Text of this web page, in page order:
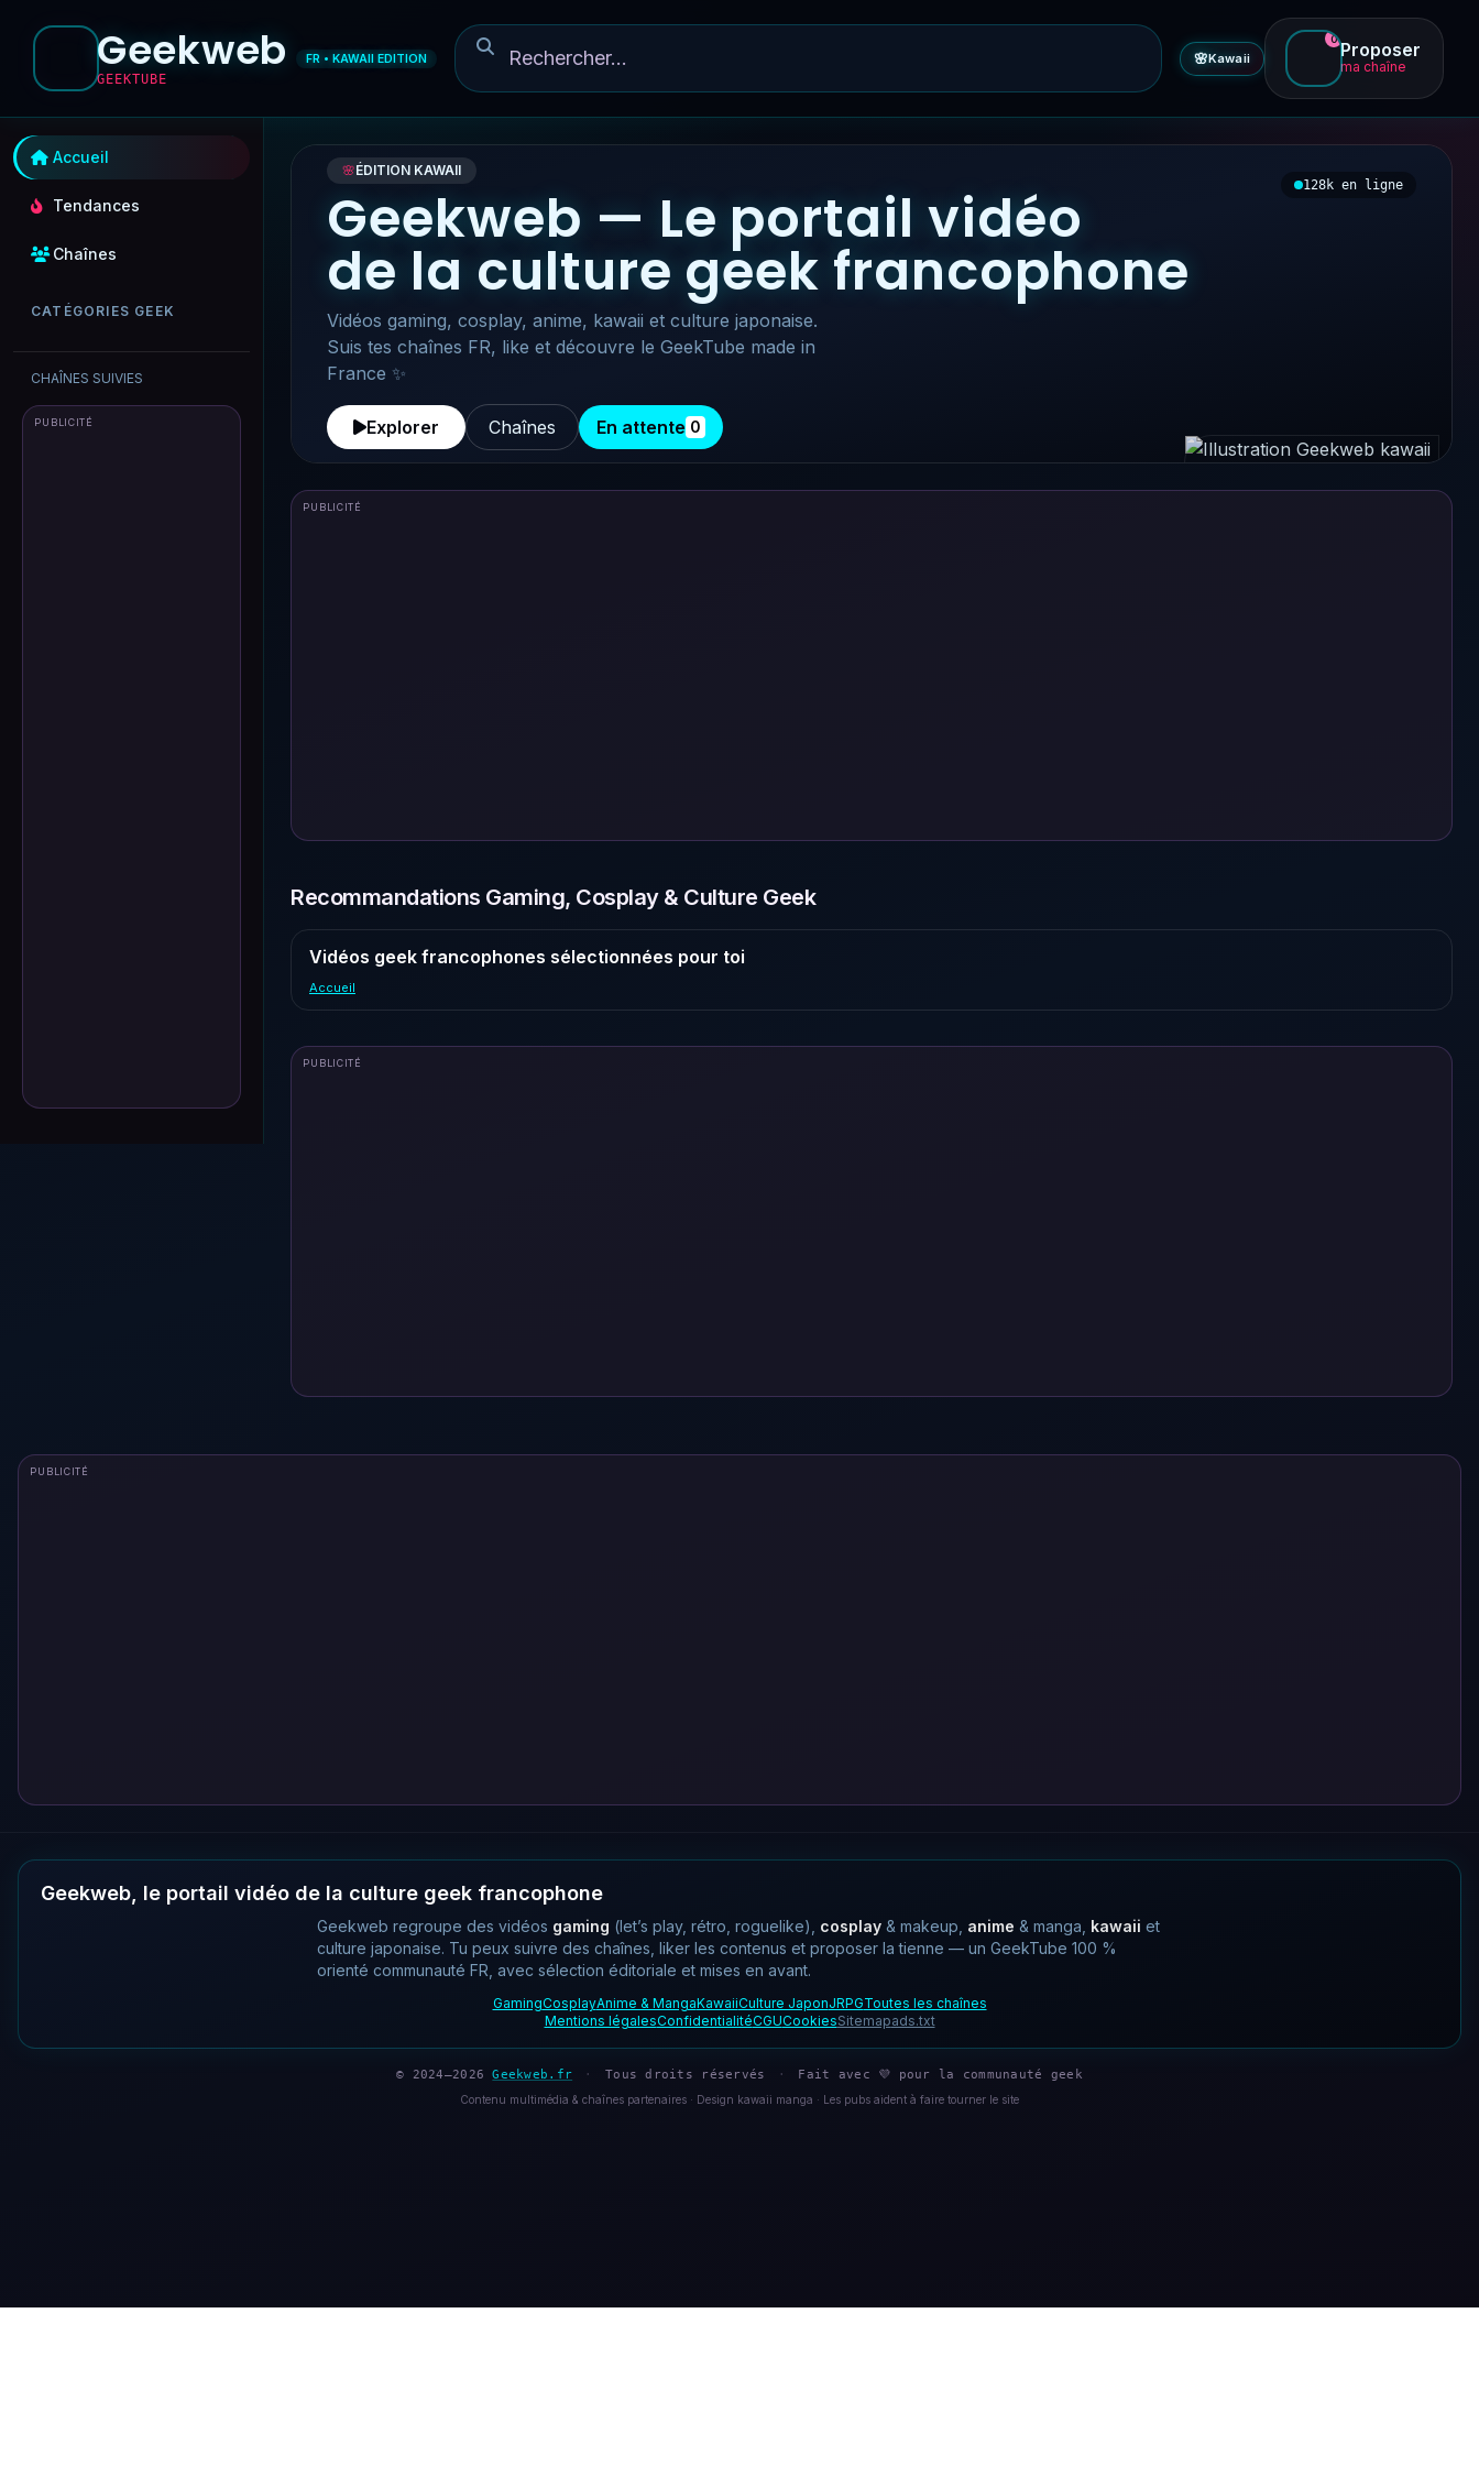
Geekweb
GEEKTUBE
FR • KAWAII EDITION 🌸Kawaii
0 Proposer
ma chaîne
Accueil
Tendances
Chaînes
CATÉGORIES GEEK
CHAÎNES SUIVIES
PUBLICITÉ
🌸ÉDITION KAWAII
Geekweb — Le portail vidéo
de la culture geek francophone
Vidéos gaming, cosplay, anime, kawaii et culture japonaise.
Suis tes chaînes FR, like et découvre le GeekTube made in
France ✨
Explorer Chaînes En attente 0
128k en ligne
PUBLICITÉ
Recommandations Gaming, Cosplay & Culture Geek
Vidéos geek francophones sélectionnées pour toi
Accueil
PUBLICITÉ
PUBLICITÉ
Geekweb, le portail vidéo de la culture geek francophone
Geekweb regroupe des vidéos gaming (let’s play, rétro, roguelike), cosplay & makeup, anime & manga, kawaii et
culture japonaise. Tu peux suivre des chaînes, liker les contenus et proposer la tienne — un GeekTube 100 %
orienté communauté FR, avec sélection éditoriale et mises en avant.
GamingCosplayAnime & MangaKawaiiCulture JaponJRPGToutes les chaînes
Mentions légalesConfidentialitéCGUCookiesSitemapads.txt
© 2024–2026Geekweb.fr · Tous droits réservés · Fait avec 💜 pour la communauté geek
Contenu multimédia & chaînes partenaires · Design kawaii manga · Les pubs aident à faire tourner le site